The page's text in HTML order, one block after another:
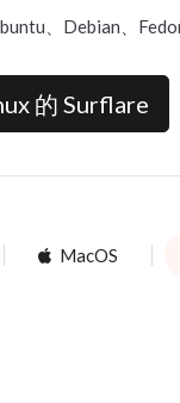
、Debian、
的 Surflare
MacOS